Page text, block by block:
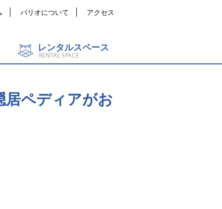
パリオについて アクセス
レンタルスペース
RENTAL SPACE
ペディアがお